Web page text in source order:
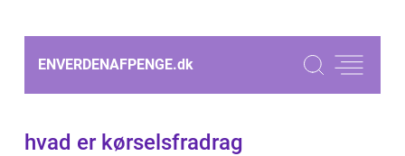
ENVERDENAFPENGE.dk
hvad er kørselsfradrag